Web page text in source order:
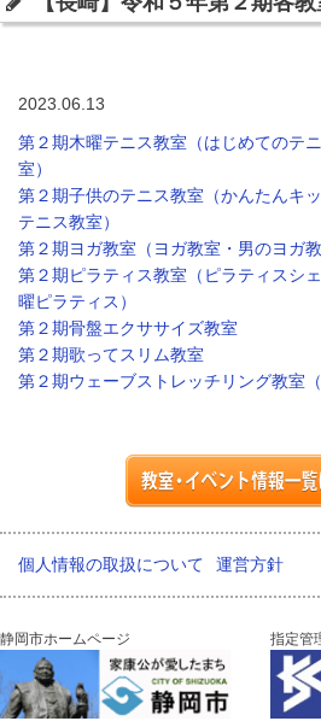
2023.06.13
第２期木曜テニス教室（はじめてのテ
室）
第２期子供のテニス教室（かんたんキ
テニス教室）
第２期ヨガ教室（ヨガ教室・男のヨガ教
第２期ピラティス教室（ピラティスシ
曜ピラティス）
第２期骨盤エクササイズ教室
第２期歌ってスリム教室
第２期ウェーブストレッチリング教室（
個人情報の取扱について 運営方針
静岡市ホームページ 指定管